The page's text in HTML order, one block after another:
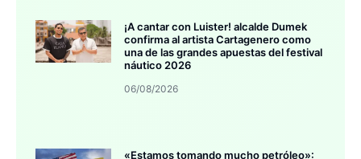
¡A cantar con Luister! alcalde Dumek
confirma al artista Cartagenero como
una de las grandes apuestas del festival
náutico 2026
06/08/2026
«Estamos tomando mucho petróleo»: